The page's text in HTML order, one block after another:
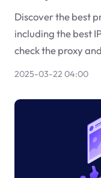
Discover the best
including the best
check the proxy
2025-03-22 04:00